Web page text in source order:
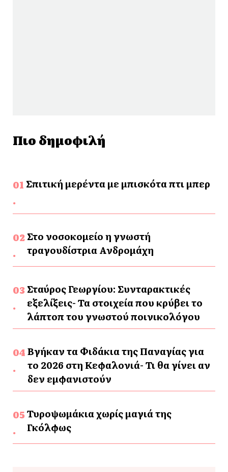
Πιο δημοφιλή
Σπιτική μερέντα με μπισκότα πτι μπερ
Στο νοσοκομείο η γνωστή
τραγουδίστρια Ανδρομάχη
Σταύρος Γεωργίου: Συνταρακτικές
εξελίξεις- Τα στοιχεία που κρύβει το
λάπτοπ του γνωστού ποινικολόγου
Βγήκαν τα Φιδάκια της Παναγίας για
το 2026 στη Κεφαλονιά- Τι θα γίνει αν
δεν εμφανιστούν
Τυροψωμάκια χωρίς μαγιά της
Γκόλφως